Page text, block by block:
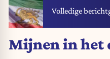
Volledige
Mijnen in het